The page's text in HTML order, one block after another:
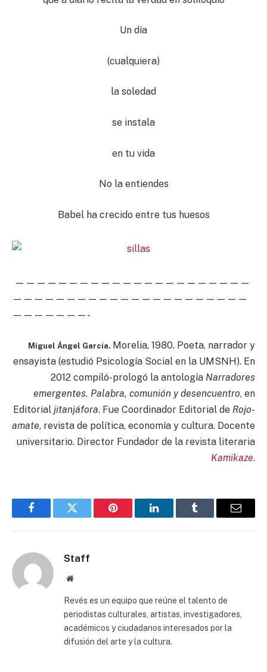
Un día
(cualquiera)
la soledad
se instala
en tu vida
No la entiendes
Babel ha crecido entre tus huesos
——————————————————————
——————————————————————
———————-
Miguel Ángel García. Morelia, 1980. Poeta, narrador y
ensayista (estudió Psicología Social en la UMSNH). En
2012 compiló-prologó la antología Narradores
emergentes. Palabra, comunión y desencuentro, en
Editorial jitanjáfora. Fue Coordinador Editorial de Rojo-
amate, revista de política, economía y cultura. Docente
universitario. Director Fundador de la revista literaria
Kamikaze.
FacebookTwitter Pinterest LinkedInTumblr Email
Staff
Website
Revés es un equipo que reúne el talento de
periodistas culturales, artistas, investigadores,
académicos y ciudadanos interesados por la
difusión del arte y la cultura.